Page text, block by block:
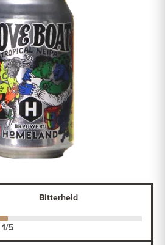
Bitterheid